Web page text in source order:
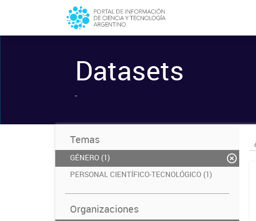
Datasets
-
Temas
GÉNERO (1)
PERSONAL CIENTÍFICO-TECNOLÓGICO (1)
Organizaciones